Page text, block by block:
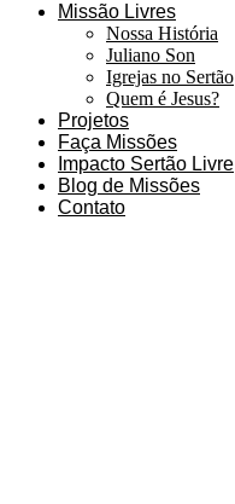
Missão Livres
Nossa História
Juliano Son
Igrejas no Sertão
Quem é Jesus?
Projetos
Faça Missões
Impacto Sertão Livre
Blog de Missões
Contato